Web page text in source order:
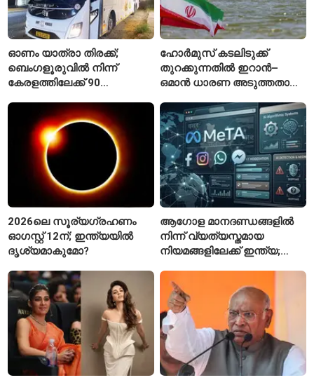
ഓണം യാത്രാ തിരക്ക്;
ബെംഗളൂരുവിൽ നിന്ന്
കേരളത്തിലേക്ക് 90
ഹോർമുസ് കടലിടുക്ക്
തുറക്കുന്നതിൽ ഇറാൻ–
ഒമാൻ ധാരണ അടുത്തതായി;
ടെഹ്റാൻ
2026ലെ സൂര്യഗ്രഹണം
ഓഗസ്റ്റ് 12ന്; ഇന്ത്യയിൽ
ദൃശ്യമാകുമോ?
ആഗോള മാനദണ്ഡങ്ങളിൽ
നിന്ന് വ്യത്യസ്തമായ
നിയമങ്ങളിലേക്ക് ഇന്ത്യ;
സമ്മർദം